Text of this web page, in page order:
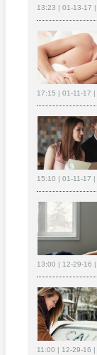
13:23 | 01-13-17 |
17:15 | 01-11-17 |
15:10 | 01-11-17 |
13:00 | 12-29-16 |
11:00 | 12-29-16 |